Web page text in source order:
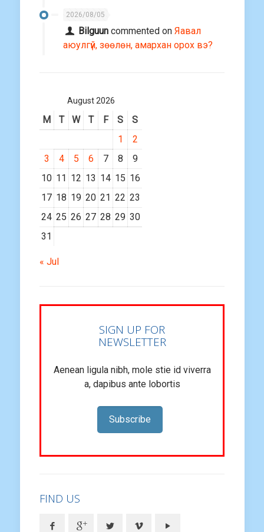
2026/08/05
Bilguun commented onЯавал
аюулгүй, зөөлөн, амархан орох вэ?
August 2026
M T W T F S
S
1
2
3
4 5 6 7 8
9
10 11 12 13 14 15 16
17 18 19 20 21 22 23
24 25 26 27 28 29 30
31
« Jul
SIGN UP FOR
NEWSLETTER
Aenean ligula nibh, mole stie id viverra
a, dapibus ante lobortis
Subscribe
FIND US